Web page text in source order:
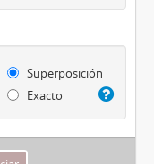
Superposición
Exacto